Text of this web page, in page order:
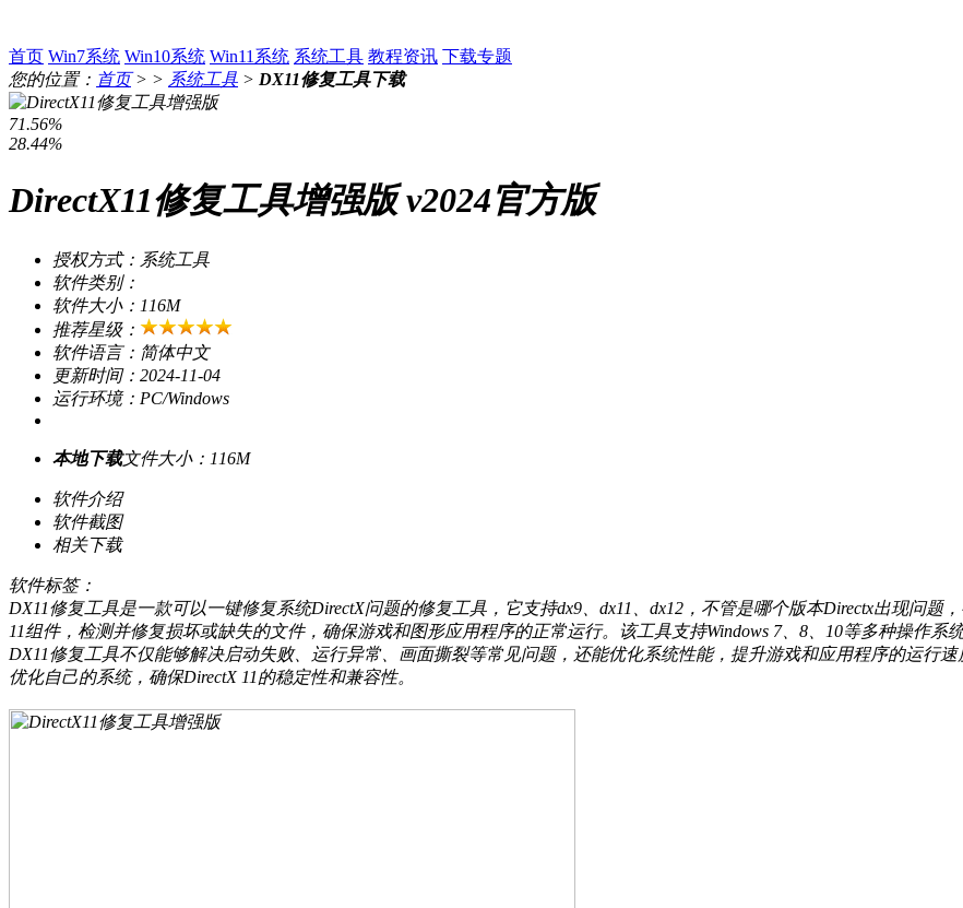
首页 Win7系统 Win10系统 Win11系统 系统工具 教程资讯 下载专题
您的位置： 首页> > 系统工具 > DX11修复工具下载
71.56%
28.44%
DirectX11修复工具增强版 v2024官方版
授权方式：系统工具
软件类别：
软件大小：116M
推荐星级：
软件语言：简体中文
更新时间：2024-11-04
运行环境：PC/Windows
本地下载文件大小：116M
软件介绍
软件截图
相关下载
软件标签：
DX11修复工具是一款可以一键修复系统DirectX问题的修复工具，它支持dx9、dx11、dx12，不管是哪个版本Directx出现问
11组件，检测并修复损坏或缺失的文件，确保游戏和图形应用程序的正常运行。该工具支持Windows 7、8、10等多种操作系
DX11修复工具不仅能够解决启动失败、运行异常、画面撕裂等常见问题，还能优化系统性能，提升游戏和应用程序的运行
优化自己的系统，确保DirectX 11的稳定性和兼容性。